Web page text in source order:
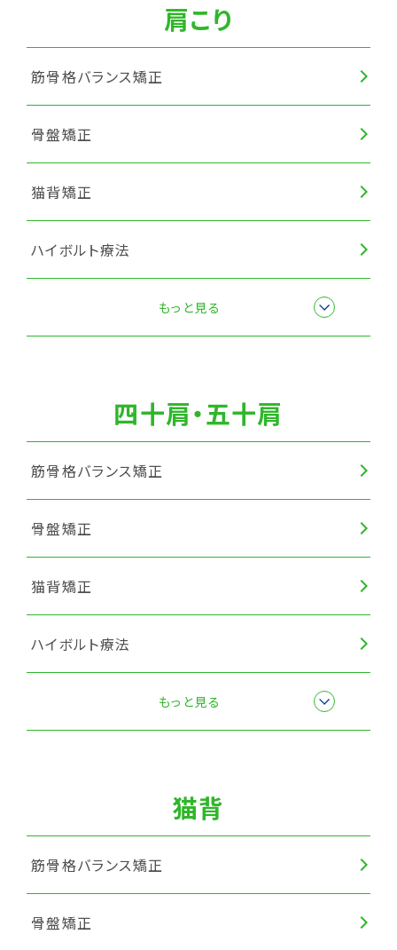
肩こり
筋骨格バランス矯正
骨盤矯正
猫背矯正
ハイボルト療法
もっと見る
四十肩・五十肩
筋骨格バランス矯正
骨盤矯正
猫背矯正
ハイボルト療法
もっと見る
猫背
筋骨格バランス矯正
骨盤矯正